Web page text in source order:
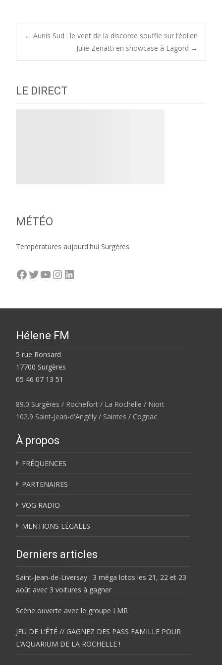
Post
← Aunis Sud : le vent de la discorde souffle sur l’éolien
Julie Zenatti en showcase à Lagord →
LE DIRECT
MÉTÉO
Températures aujourd'hui Surgères
Facebook
Twitter
YouTube
Instagram
LinkedIn
Hélene FM
5 rue Ronsard
17700 Surgères
05 46 07 13 51
89.0 Surgères / Rochefort / La Rochelle / Niort
102.9 Saint-Jean-d'Angély / Saintes / Cognac
À propos
FRÉQUENCES
PARTENAIRES
VOG RADIO
MENTIONS LÉGALES
Derniers articles
Saint-Jean-de-Liversay : 3 méga lotos les 21, 22 et 23
août avec 3 voitures à gagner
Scène ouverte avec le groupe LMR
JEU DE L’ÉTÉ // GAGNEZ DES PASS FAMILLE POUR
L’AQUARIUM DE LA ROCHELLE !